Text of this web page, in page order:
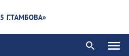
Г.ТАМБОВА»